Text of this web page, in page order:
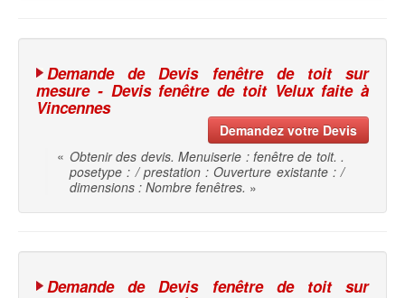
Demande de Devis fenêtre de toit sur
mesure - Devis fenêtre de toit Velux faite à
Vincennes
Demandez votre Devis
« Obtenir des devis. Menuiserie : fenêtre de toit. .
posetype : / prestation : Ouverture existante : /
dimensions : Nombre fenêtres. »
Demande de Devis fenêtre de toit sur